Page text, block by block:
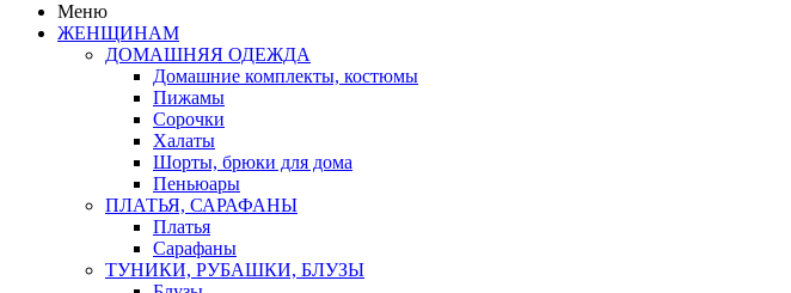
Меню
ЖЕНЩИНАМ
ДОМАШНЯЯ ОДЕЖДА
Домашние комплекты, костюмы
Пижамы
Сорочки
Халаты
Шорты, брюки для дома
Пеньюары
ПЛАТЬЯ, САРАФАНЫ
Платья
Сарафаны
ТУНИКИ, РУБАШКИ, БЛУЗЫ